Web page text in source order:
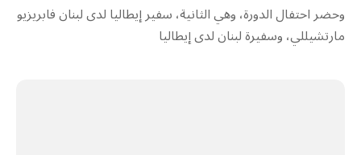
وحضر احتفال الدورة، وهي الثانية، سفير إيطاليا لدى لبنان فابريزيو
مارتشيللي، وسفيرة لبنان لدى إيطاليا